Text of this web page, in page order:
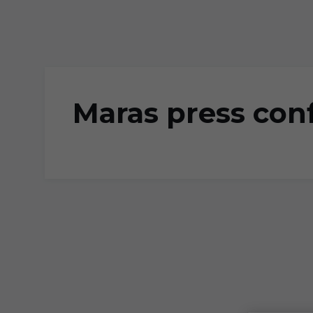
Maras press